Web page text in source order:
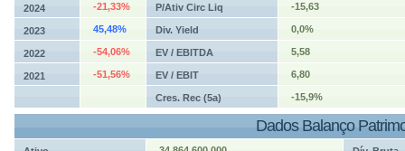
2024 -21,33% P/Ativ Circ Liq -15,63
2023 45,48% Div. Yield 0,0%
2022 -54,06% EV / EBITDA 5,58
2021 -51,56% EV / EBIT 6,80
Cres. Rec (5a) -15,9%
Dados Balanço